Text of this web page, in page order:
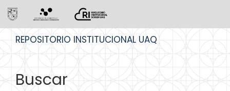
REPOSITORIO INSTITUCIONAL UAQ
Buscar